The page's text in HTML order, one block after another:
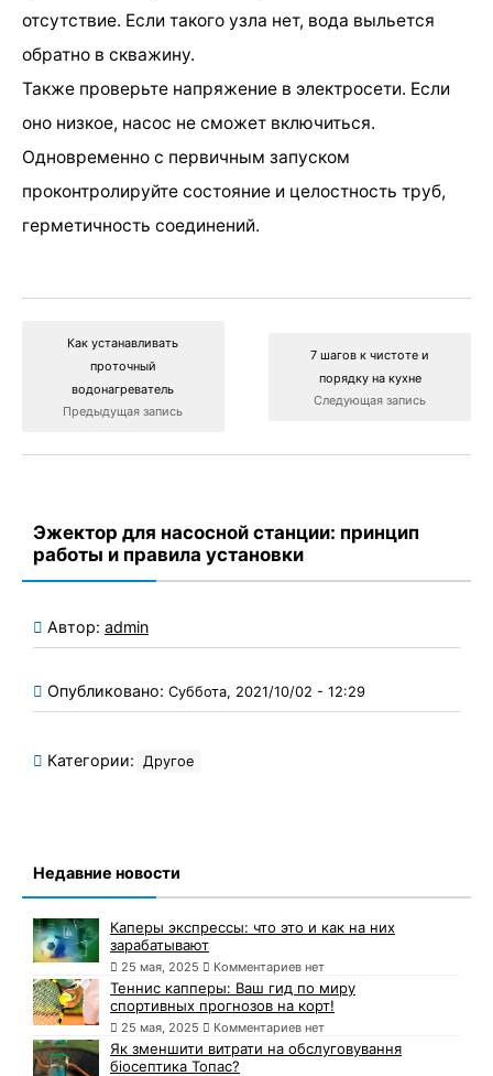
отсутствие. Если такого узла нет, вода выльется
обратно в скважину.
Также проверьте напряжение в электросети. Если
оно низкое, насос не сможет включиться.
Одновременно с первичным запуском
проконтролируйте состояние и целостность труб,
герметичность соединений.
Как устанавливать
проточный
водонагреватель
Предыдущая запись
7 шагов к чистоте и
порядку на кухне
Следующая запись
Эжектор для насосной станции: принцип
работы и правила установки
Автор: admin
Опубликовано: Суббота, 2021/10/02 - 12:29
Категории: Другое
Недавние новости
Каперы экспрессы: что это и как на них
зарабатывают
25 мая, 2025 Комментариев нет
Теннис капперы: Ваш гид по миру
спортивных прогнозов на корт!
25 мая, 2025 Комментариев нет
Як зменшити витрати на обслуговування
біосептика Топас?